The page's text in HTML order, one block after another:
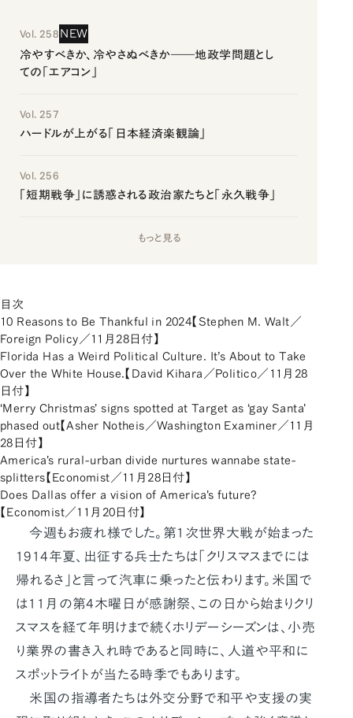
Vol. 258 NEW
冷やすべきか、冷やさぬべきか――地政学問題とし
ての「エアコン」
Vol. 257
ハードルが上がる「日本経済楽観論」
Vol. 256
「短期戦争」に誘惑される政治家たちと「永久戦争」
もっと見る
目次
10 Reasons to Be Thankful in 2024【Stephen M. Walt／
Foreign Policy／11月28日付】
Florida Has a Weird Political Culture. It’s About to Take
Over the White House.【David Kihara／Politico／11月28
日付】
‘Merry Christmas' signs spotted at Target as ‘gay Santa'
phased out【Asher Notheis／Washington Examiner／11月
28日付】
America's rural-urban divide nurtures wannabe state-
splitters【Economist／11月28日付】
Does Dallas offer a vision of America's future?
【Economist／11月20日付】
今週もお疲れ様でした。第1次世界大戦が始まった
1914年夏、出征する兵士たちは「クリスマスまでには
帰れるさ」と言って汽車に乗ったと伝わります。米国で
は11月の第4木曜日が感謝祭、この日から始まりクリ
スマスを経て年明けまで続くホリデーシーズンは、小売
り業界の書き入れ時であると同時に、人道や平和に
スポットライトが当たる時季でもあります。
米国の指導者たちは外交分野で和平や支援の実